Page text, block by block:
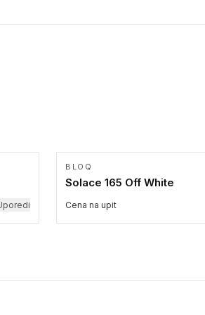
BLOQ
Solace 165 Off White
Cena na upit